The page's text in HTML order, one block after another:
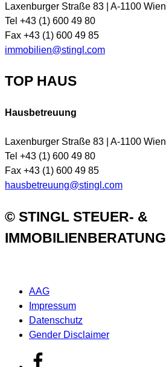
Laxenburger Straße 83 | A-1100 Wien
Tel +43 (1) 600 49 80
Fax +43 (1) 600 49 85
immobilien@stingl.com
TOP HAUS
Hausbetreuung
Laxenburger Straße 83 | A-1100 Wien
Tel +43 (1) 600 49 80
Fax +43 (1) 600 49 85
hausbetreuung@stingl.com
© STINGL STEUER- &
IMMOBILIENBERATUNG
AAG
Impressum
Datenschutz
Gender Disclaimer